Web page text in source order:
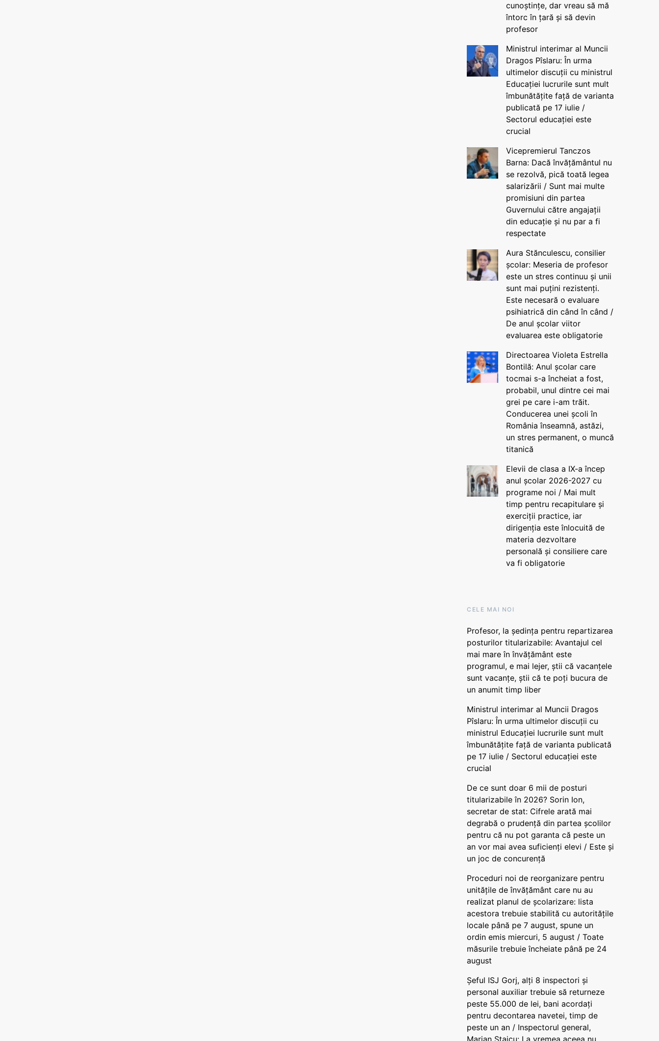
cunoștințe, dar vreau să mă
întorc în țară și să devin
profesor
Ministrul interimar al Muncii
Dragos Pîslaru: În urma
ultimelor discuții cu ministrul
Educației lucrurile sunt mult
îmbunătățite față de varianta
publicată pe 17 iulie /
Sectorul educației este
crucial
Vicepremierul Tanczos
Barna: Dacă învățământul nu
se rezolvă, pică toată legea
salarizării / Sunt mai multe
promisiuni din partea
Guvernului către angajații
din educație și nu par a fi
respectate
Aura Stănculescu, consilier
școlar: Meseria de profesor
este un stres continuu și unii
sunt mai puțini rezistenți.
Este necesară o evaluare
psihiatrică din când în când /
De anul școlar viitor
evaluarea este obligatorie
Directoarea Violeta Estrella
Bontilă: Anul școlar care
tocmai s-a încheiat a fost,
probabil, unul dintre cei mai
grei pe care i-am trăit.
Conducerea unei școli în
România înseamnă, astăzi,
un stres permanent, o muncă
titanică
Elevii de clasa a IX-a încep
anul școlar 2026-2027 cu
programe noi / Mai mult
timp pentru recapitulare și
exerciții practice, iar
dirigenția este înlocuită de
materia dezvoltare
personală și consiliere care
va fi obligatorie
CELE MAI NOI
Profesor, la ședința pentru repartizarea
posturilor titularizabile: Avantajul cel
mai mare în învățământ este
programul, e mai lejer, știi că vacanțele
sunt vacanţe, știi că te poți bucura de
un anumit timp liber
Ministrul interimar al Muncii Dragos
Pîslaru: În urma ultimelor discuții cu
ministrul Educației lucrurile sunt mult
îmbunătățite față de varianta publicată
pe 17 iulie / Sectorul educației este
crucial
De ce sunt doar 6 mii de posturi
titularizabile în 2026? Sorin Ion,
secretar de stat: Cifrele arată mai
degrabă o prudență din partea școlilor
pentru că nu pot garanta că peste un
an vor mai avea suficienți elevi / Este și
un joc de concurență
Proceduri noi de reorganizare pentru
unitățile de învățământ care nu au
realizat planul de școlarizare: lista
acestora trebuie stabilită cu autoritățile
locale până pe 7 august, spune un
ordin emis miercuri, 5 august / Toate
măsurile trebuie încheiate până pe 24
august
Șeful ISJ Gorj, alți 8 inspectori și
personal auxiliar trebuie să returneze
peste 55.000 de lei, bani acordați
pentru decontarea navetei, timp de
peste un an / Inspectorul general,
Marian Staicu: La vremea aceea nu